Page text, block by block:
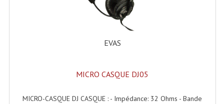
Retours De Scène
Enceinte Nomade Bluetooth
Enceintes (Ecoutes De Studio)
EVAS
MICRO CASQUE DJ05
MICRO-CASQUE DJ CASQUE : - Impédance: 32 Ohms - Bande